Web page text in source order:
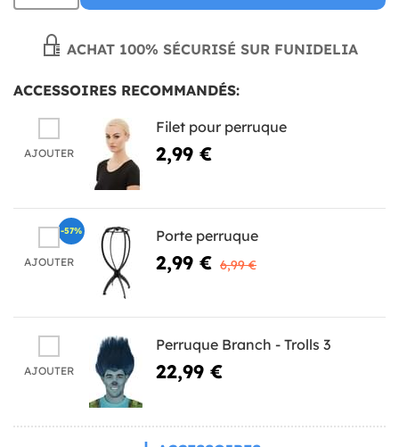
ACHAT 100% SÉCURISÉ SUR FUNIDELIA
ACCESSOIRES RECOMMANDÉS:
AJOUTER
Filet pour perruque
2,99 €
AJOUTER
Porte perruque
2,99 € 6,99 €
-57%
AJOUTER
Perruque Branch - Trolls 3
22,99 €